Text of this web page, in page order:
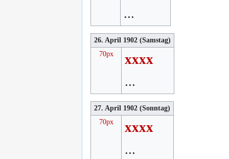
...
26. April 1902 (Samstag)
70px
xxxx
...
27. April 1902 (Sonntag)
70px
xxxx
...